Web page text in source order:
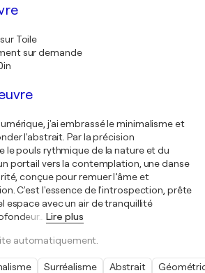
Toile
sur demande
j'ai embrassé le minimalisme et
l'abstrait. Par la précision
le pouls rythmique de la nature et du
portail vers la contemplation, une danse
conçue pour remuer l’âme et
C'est l'essence de l'introspection, prête
espace avec un air de tranquillité
… Lire plus
automatiquement.
Surréalisme Abstrait